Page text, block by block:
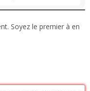
Soyez le premier à en